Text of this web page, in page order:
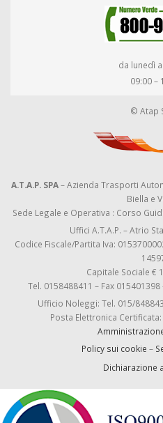
da lunedì
09:00 –
© Atap
A.T.A.P. SPA– Azienda Trasporti
Biella e
Sede Legale e Operativa : Corso
Uffici A.T.A.P. – Atrio
Codice Fiscale/Partita Iva:
Capitale Sociale €
Tel. 0158488411 – Fax 015401398
Ufficio Noleggi: Tel. 015/
Posta Elettronica Certificata:
Policy sui cookie –
Dichiarazione